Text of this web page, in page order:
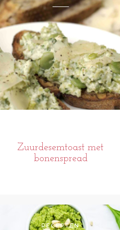
Zuurdesemtoast met
bonenspread
RECEPTEN